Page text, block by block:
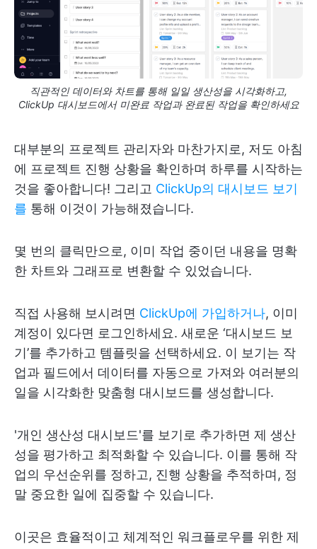
직관적인 데이터와 차트를 통해 일일 생산성을 시각화하고,
ClickUp 대시보드에서 미완료 작업과 완료된 작업을 확인하세요
대부분의 프로젝트 관리자와 마찬가지로, 저도 아침
에 프로젝트 진행 상황을 확인하며 하루를 시작하는
것을 좋아합니다! 그리고 ClickUp의 대시보드 보기
를 통해 이것이 가능해졌습니다.
몇 번의 클릭만으로, 이미 작업 중이던 내용을 명확
한 차트와 그래프로 변환할 수 있었습니다.
직접 사용해 보시려면 ClickUp에 가입하거나, 이미
계정이 있다면 로그인하세요. 새로운 ‘대시보드 보
기’를 추가하고 템플릿을 선택하세요. 이 보기는 작
업과 필드에서 데이터를 자동으로 가져와 여러분의
일을 시각화한 맞춤형 대시보드를 생성합니다.
'개인 생산성 대시보드'를 보기로 추가하면 제 생산
성을 평가하고 최적화할 수 있습니다. 이를 통해 작
업의 우선순위를 정하고, 진행 상황을 추적하며, 정
말 중요한 일에 집중할 수 있습니다.
이곳은 효율적이고 체계적인 워크플로우를 위한 제